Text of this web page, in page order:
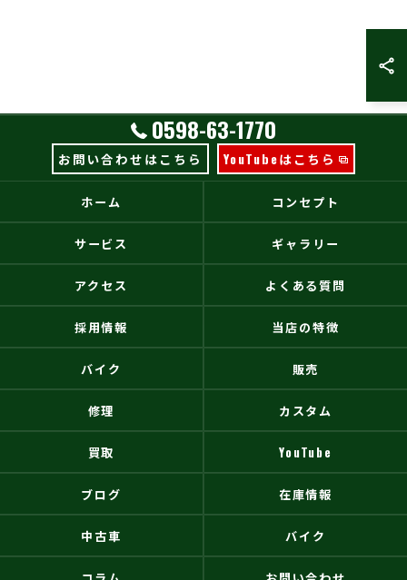
0598-63-1770
お問い合わせはこちら YouTubeはこちら
ホーム コンセプト
サービス ギャラリー
アクセス よくある質問
採用情報 当店の特徴
バイク 販売
修理 カスタム
買取 YouTube
ブログ 在庫情報
中古車 バイク